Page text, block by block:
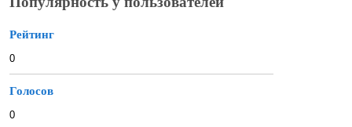
Рейтинг
0
Голосов
0